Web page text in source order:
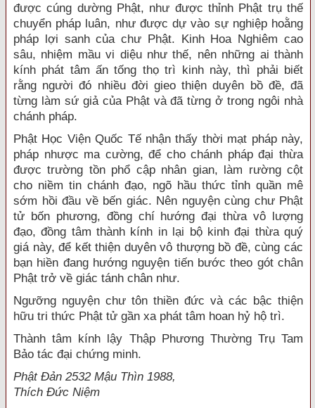
được cúng dường Phật, như được thỉnh Phật trụ thế
chuyển pháp luân, như được dự vào sự nghiệp hoằng
pháp lợi sanh của chư Phật. Kinh Hoa Nghiêm cao
sâu, nhiệm mầu vi diệu như thế, nên những ai thành
kính phát tâm ấn tống thọ trì kinh này, thì phải biết
rằng người đó nhiều đời gieo thiện duyên bồ đề, đã
từng làm sứ giả của Phật và đã từng ở trong ngôi nhà
chánh pháp.
Phật Học Viện Quốc Tế nhận thấy thời mạt pháp này,
pháp nhược ma cường, để cho chánh pháp đại thừa
được trường tồn phổ cập nhân gian, làm rường cột
cho niềm tin chánh đạo, ngõ hầu thức tỉnh quần mê
sớm hồi đầu về bến giác. Nên nguyện cùng chư Phật
tử bốn phương, đồng chí hướng đại thừa vô lượng
đạo, đồng tâm thành kính in lại bộ kinh đại thừa quý
giá này, để kết thiện duyên vô thượng bồ đề, cùng các
bạn hiền đang hướng nguyện tiến bước theo gót chân
Phật trở về giác tánh chân như.
Ngưỡng nguyện chư tôn thiền đức và các bậc thiện
hữu tri thức Phật tử gần xa phát tâm hoan hỷ hộ trì.
Thành tâm kính lậy Thập Phương Thường Trụ Tam
Bảo tác đại chứng minh.
Phật Ðản 2532 Mậu Thìn 1988,
Thích Ðức Niệm